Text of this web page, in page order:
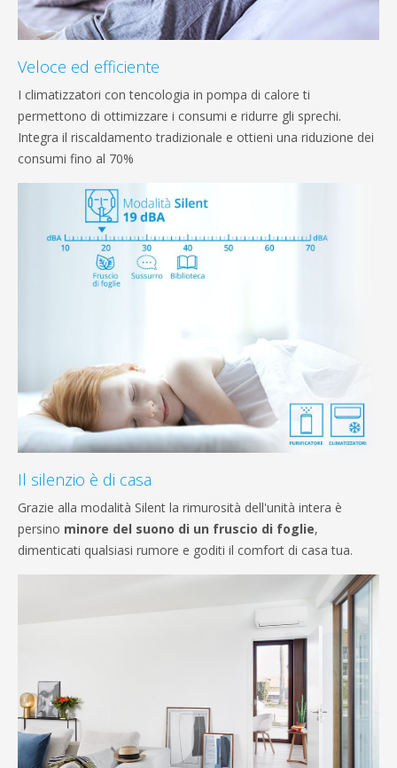
Veloce ed efficiente
I climatizzatori con tencologia in pompa di calore ti
permettono di ottimizzare i consumi e ridurre gli sprechi.
Integra il riscaldamento tradizionale e ottieni una riduzione dei
consumi fino al 70%
Il silenzio è di casa
Grazie alla modalità Silent la rimurosità dell'unità intera è
persino minore del suono di un fruscio di foglie,
dimenticati qualsiasi rumore e goditi il comfort di casa tua.